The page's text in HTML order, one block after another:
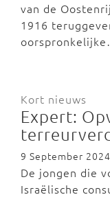
van de
1916
Kort nieuws
Expert:
9 September
De jongen die
Israëlische